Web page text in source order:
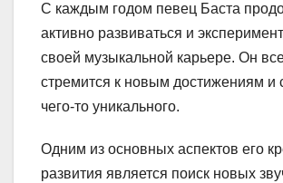
С каждым годом певец Баста
активно развиваться и
своей музыкальной карьере. Он
стремится к новым достижениям и
чего-то уникального.
Одним из основных аспектов его
развития является поиск новых